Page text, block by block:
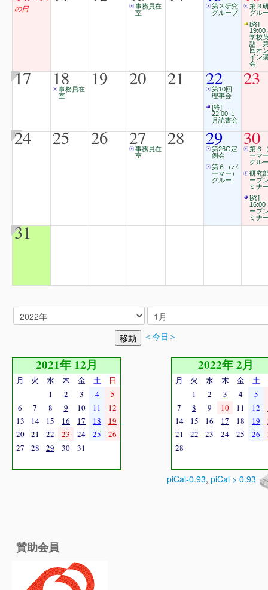
の日
事務員在
室
第３研究
グループ
第３
グル
[終]
19:00
学校
語
回オ
イン
会
17 18
事務員在
室
19 20 21 22
第10回
理事会
[終]
22:00 １
月読書会
23
24 25 26 27
事務員在
室
28 29
第26G定
例会
第６（パ
ーマー）
グルー..
30
第６
ーマ
グル
研究
ープ
ミナ
[終]
16:00
ープ
ミナ
31
＜今日＞
2021年 12月
月 火 水 木 金 土
日
1
2 3 4
5
6
7 8 9 10 11
12
13
14 15 16 17 18
19
20
21 22 23 24 25
26
27
28 29 30 31
2022年 2月
月 火 水 木 金 土
1
2 3 4
5
7
8 9 10 11 12
14
15 16 17 18 19
21
22 23 24 25 26
28
piCal-0.93, piCal > 0.93
賛助会員